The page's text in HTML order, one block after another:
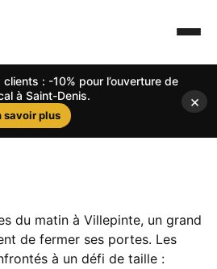
: -10% pour l’ouverture de
à Saint-Denis.
savoir plus
×
du matin à Villepinte, un grand
de fermer ses portes. Les
à un défi de taille :